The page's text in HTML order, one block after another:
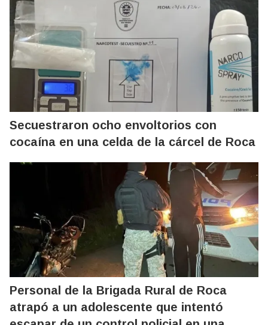
Secuestraron ocho envoltorios con
cocaína en una celda de la cárcel de Roca
Personal de la Brigada Rural de Roca
atrapó a un adolescente que intentó